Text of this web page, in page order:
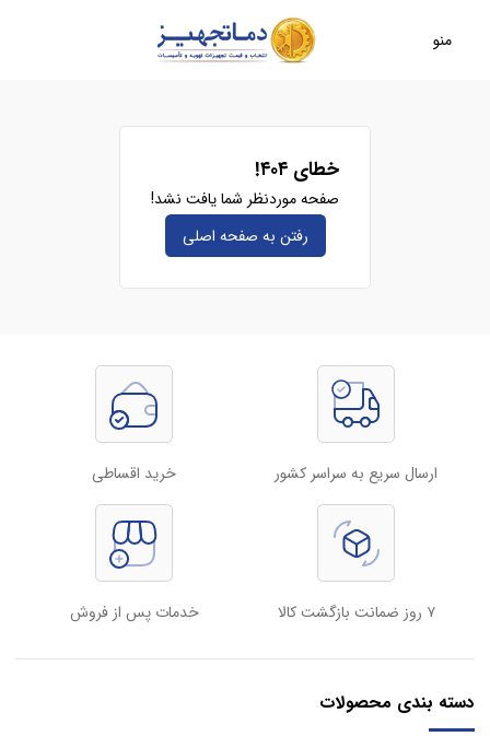
منو
خطای ۴۰۴!
صفحه موردنظر شما یافت نشد!
رفتن به صفحه‌ اصلی
ارسال سریع به سراسر کشور خرید اقساطی
۷ روز ضمانت بازگشت کالا خدمات پس از فروش
دسته بندی محصولات